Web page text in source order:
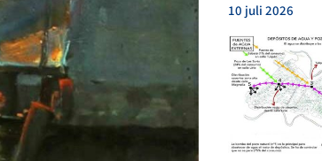
10 juli 2026